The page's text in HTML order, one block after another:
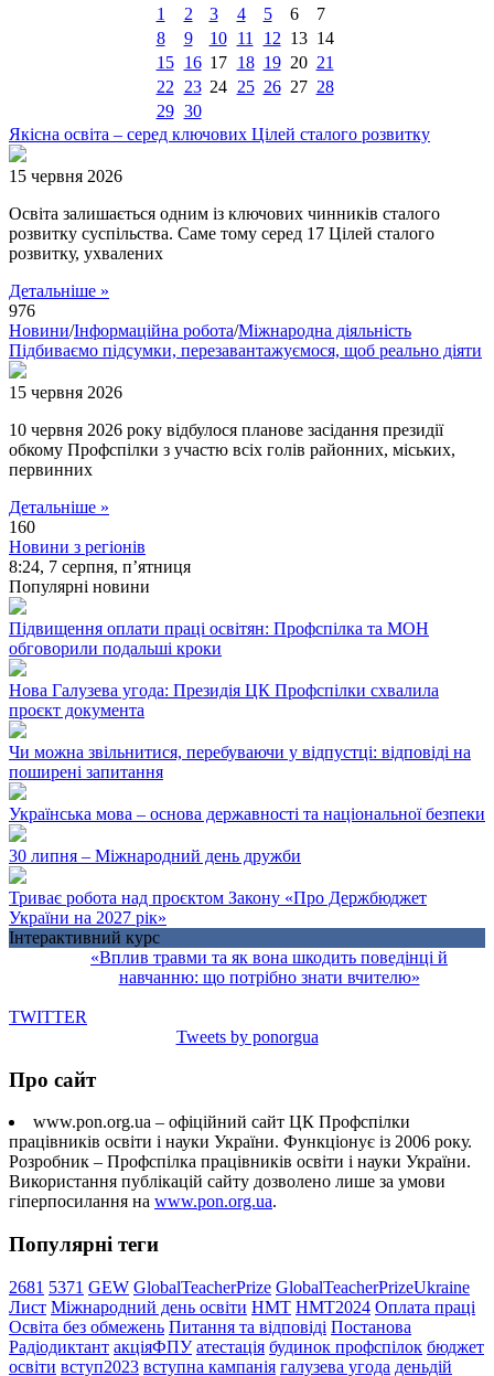
1
2 3 4 5 6
7
8
9 10 11 12 13 14
15
16 17 18 19 20 21
22
23 24 25 26 27 28
29 30
Якісна освіта – серед ключових Цілей сталого розвитку
15 червня 2026
Освіта залишається одним із ключових чинників сталого
розвитку суспільства. Саме тому серед 17 Цілей сталого
розвитку, ухвалених
Детальніше »
976
Новини/Інформаційна робота/Міжнародна діяльність
Підбиваємо підсумки, перезавантажуємося, щоб реально діяти
15 червня 2026
10 червня 2026 року відбулося планове засідання президії
обкому Профспілки з участю всіх голів районних, міських,
первинних
Детальніше »
160
Новини з регіонів
8:24, 7 серпня, п’ятниця
Популярні новини
Підвищення оплати праці освітян: Профспілка та МОН
обговорили подальші кроки
Нова Галузева угода: Президія ЦК Профспілки схвалила
проєкт документа
Чи можна звільнитися, перебуваючи у відпустці: відповіді на
поширені запитання
Українська мова – основа державності та національної безпеки
30 липня – Міжнародний день дружби
Триває робота над проєктом Закону «Про Держбюджет
України на 2027 рік»
Інтерактивний курс
«Вплив травми та як вона шкодить поведінці й
навчанню: що потрібно знати вчителю»
TWITTER
Tweets by ponorgua
Про сайт
www.pon.org.ua – офіційний сайт ЦК Профспілки
працівників освіти і науки України. Функціонує із 2006 року.
Розробник – Профспілка працівників освіти і науки України.
Використання публікацій сайту дозволено лише за умови
гіперпосилання на www.pon.org.ua.
Популярні теги
2681 5371 GEW GlobalTeacherPrize GlobalTeacherPrizeUkraine
Лист Міжнародний день освіти НМТ НМТ2024 Оплата праці
Освіта без обмежень Питання та відповіді Постанова
Радіодиктант акціяФПУ атестація будинок профспілок бюджет
освіти вступ2023 вступна кампанія галузева угода деньдій